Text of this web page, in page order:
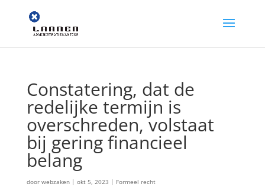
Constatering, dat de
redelijke termijn is
overschreden, volstaat
bij gering financieel
belang
door webzaken| okt 5, 2023 | Formeel recht